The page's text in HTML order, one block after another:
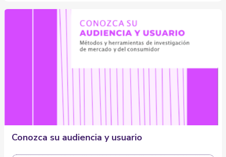
Conozca su audiencia y usuario